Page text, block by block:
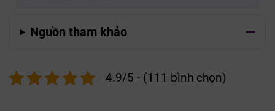
Nguồn tham khảo
4.9/5 - (111 bình chọn)